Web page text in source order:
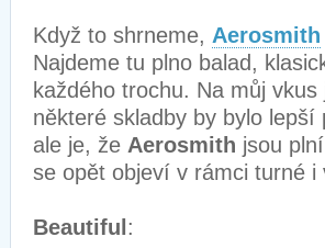
Když to shrneme, Aerosmith
Najdeme tu plno balad,
každého trochu. Na můj
některé skladby by bylo
ale je, že Aerosmith jsou
se opět objeví v rámci turné i
Beautiful :